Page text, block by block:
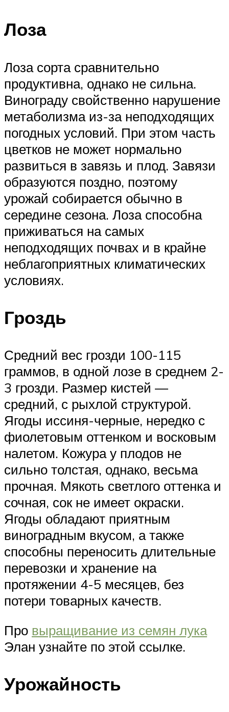
Лоза
Лоза сорта сравнительно
продуктивна, однако не сильна.
Винограду свойственно нарушение
метаболизма из-за неподходящих
погодных условий. При этом часть
цветков не может нормально
развиться в завязь и плод. Завязи
образуются поздно, поэтому
урожай собирается обычно в
середине сезона. Лоза способна
приживаться на самых
неподходящих почвах и в крайне
неблагоприятных климатических
условиях.
Гроздь
Средний вес грозди 100-115
граммов, в одной лозе в среднем 2-
3 грозди. Размер кистей —
средний, с рыхлой структурой.
Ягоды иссиня-черные, нередко с
фиолетовым оттенком и восковым
налетом. Кожура у плодов не
сильно толстая, однако, весьма
прочная. Мякоть светлого оттенка и
сочная, сок не имеет окраски.
Ягоды обладают приятным
виноградным вкусом, а также
способны переносить длительные
перевозки и хранение на
протяжении 4-5 месяцев, без
потери товарных качеств.
Про выращивание из семян лука
Элан узнайте по этой ссылке.
Урожайность